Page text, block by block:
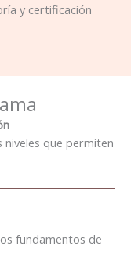
y certificación
niveles que permiten
fundamentos de